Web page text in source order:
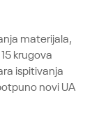
materijala,
krugova
ispitivanja
novi UA